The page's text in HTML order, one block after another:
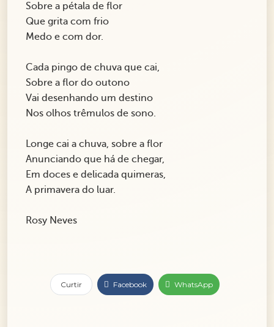
Sobre a pétala de flor
Que grita com frio
Medo e com dor.
Cada pingo de chuva que cai,
Sobre a flor do outono
Vai desenhando um destino
Nos olhos trêmulos de sono.
Longe cai a chuva, sobre a flor
Anunciando que há de chegar,
Em doces e delicada quimeras,
A primavera do luar.
Rosy Neves
Curtir Facebook WhatsApp